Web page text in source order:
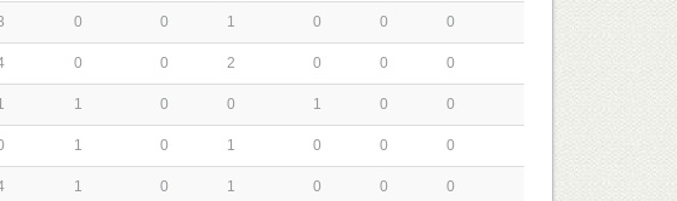
0 0 1 0 0 0
0 0 2 0 0 0
1 0 0 1 0 0
1 0 1 0 0 0
1 0 1 0 0 0